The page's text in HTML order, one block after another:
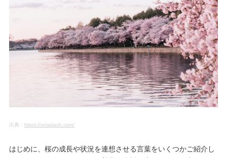
出典： https://unsplash.com/
はじめに、桜の成長や状況を連想させる言葉をいくつかご紹介し